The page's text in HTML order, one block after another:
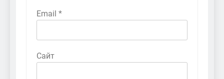
Email *
Сайт